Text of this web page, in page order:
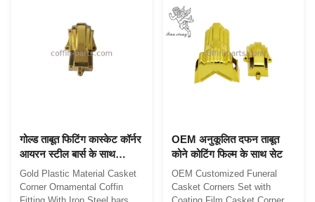
corners 2pcs 203cm long
2pcs 203cm long steel bars
2pcs 66cm short steel bars
Item Details Item Name TX...
गोल्ड ताबूत फिटिंग कास्केट कॉर्नर
आयरन स्टील बार्स के साथ
सजावटी प्लास्टिक सामग्री
Gold Plastic Material Casket
Corner Ornamental Coffin
OEM अनुकूलित दफन ताबूत
कोने कोटिंग फिल्म के साथ सेट
OEM Customized Funeral
Casket Corners Set with